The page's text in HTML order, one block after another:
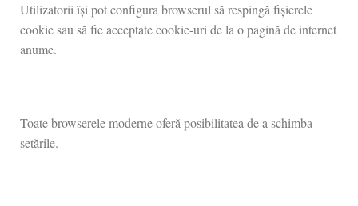
Utilizatorii își pot configura browserul să respingă fișierele
cookie sau să fie acceptate cookie-uri de la o pagină de internet
anume.
Toate browserele moderne oferă posibilitatea de a schimba
setările.